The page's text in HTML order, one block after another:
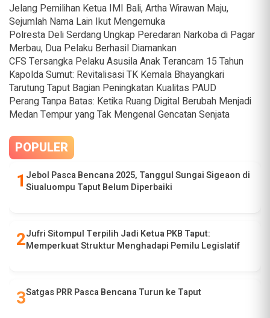
Jelang Pemilihan Ketua IMI Bali, Artha Wirawan Maju,
Sejumlah Nama Lain Ikut Mengemuka
Polresta Deli Serdang Ungkap Peredaran Narkoba di Pagar
Merbau, Dua Pelaku Berhasil Diamankan
CFS Tersangka Pelaku Asusila Anak Terancam 15 Tahun
Kapolda Sumut: Revitalisasi TK Kemala Bhayangkari
Tarutung Taput Bagian Peningkatan Kualitas PAUD
Perang Tanpa Batas: Ketika Ruang Digital Berubah Menjadi
Medan Tempur yang Tak Mengenal Gencatan Senjata
POPULER
Jebol Pasca Bencana 2025, Tanggul Sungai Sigeaon di
Siualuompu Taput Belum Diperbaiki
Jufri Sitompul Terpilih Jadi Ketua PKB Taput:
Memperkuat Struktur Menghadapi Pemilu Legislatif
Satgas PRR Pasca Bencana Turun ke Taput